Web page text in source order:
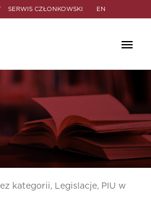
SERWIS CZŁONKOWSKI EN
kategorii, Legislacje, PIU w